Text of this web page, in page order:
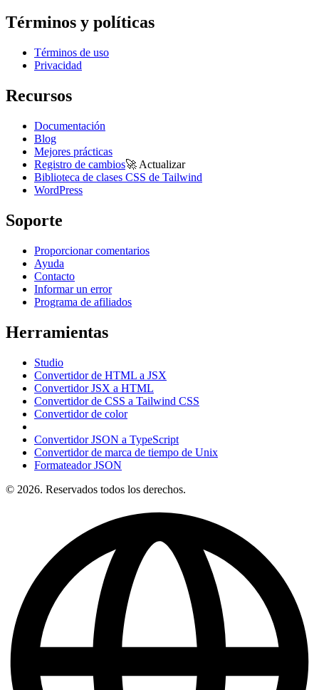
Términos y políticas
Términos de uso
Privacidad
Recursos
Documentación
Blog
Mejores prácticas
Registro de cambios🚀 Actualizar
Biblioteca de clases CSS de Tailwind
WordPress
Soporte
Proporcionar comentarios
Ayuda
Contacto
Informar un error
Programa de afiliados
Herramientas
Studio
Convertidor de HTML a JSX
Convertidor JSX a HTML
Convertidor de CSS a Tailwind CSS
Convertidor de color
Convertidor JSON a TypeScript
Convertidor de marca de tiempo de Unix
Formateador JSON
© 2026. Reservados todos los derechos.